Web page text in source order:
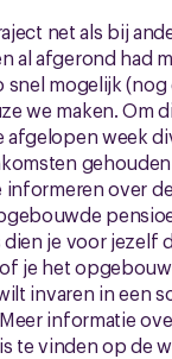
net als bij
al afgerond had
snel mogelijk (nog
we maken. Om
afgelopen week
over
dien je voor jezelf
je het
invaren in een
informatie
is te vinden op de